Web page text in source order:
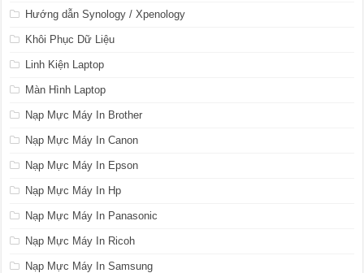
Hướng dẫn Synology / Xpenology
Khôi Phục Dữ Liệu
Linh Kiện Laptop
Màn Hình Laptop
Nạp Mực Máy In Brother
Nạp Mực Máy In Canon
Nạp Mực Máy In Epson
Nạp Mực Máy In Hp
Nạp Mực Máy In Panasonic
Nạp Mực Máy In Ricoh
Nạp Mực Máy In Samsung